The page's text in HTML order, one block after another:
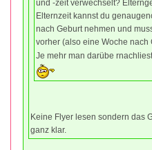
und -zeit verwechselt?
Elternzeit kannst du
nach Geburt nehmen und
vorher (also eine Woche nach
Je mehr man darübe
Keine Flyer lesen sondern das
ganz klar.